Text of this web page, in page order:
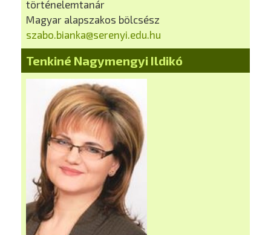
történelemtanár
Magyar alapszakos bölcsész
szabo.bianka@serenyi.edu.hu
Tenkiné Nagymengyi Ildikó